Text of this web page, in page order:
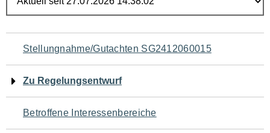
Navigation
für
den
Seiteninhalt
Stellungnahme/Gutachten SG2412060015
Zu Regelungsentwurf
Betroffene Interessenbereiche